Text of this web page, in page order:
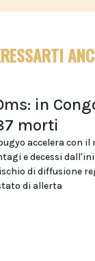
in
morti
accelera con il
e decessi
di diffusione
di allerta